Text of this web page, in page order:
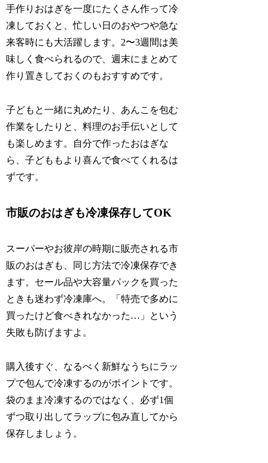
手作りおはぎを一度にたくさん作って冷
凍しておくと、忙しい日のおやつや急な
来客時にも大活躍します。2〜3週間は美
味しく食べられるので、週末にまとめて
作り置きしておくのもおすすめです。
子どもと一緒に丸めたり、あんこを包む
作業をしたりと、料理のお手伝いとして
も楽しめます。自分で作ったおはぎな
ら、子どももより喜んで食べてくれるは
ずです。
市販のおはぎも冷凍保存してOK
スーパーやお彼岸の時期に販売される市
販のおはぎも、同じ方法で冷凍保存でき
ます。セール品や大容量パックを買った
ときも迷わず冷凍庫へ。「特売で多めに
買ったけど食べきれなかった…」という
失敗も防げますよ。
購入後すぐ、なるべく新鮮なうちにラッ
プで包んで冷凍するのがポイントです。
袋のまま冷凍するのではなく、必ず1個
ずつ取り出してラップに包み直してから
保存しましょう。